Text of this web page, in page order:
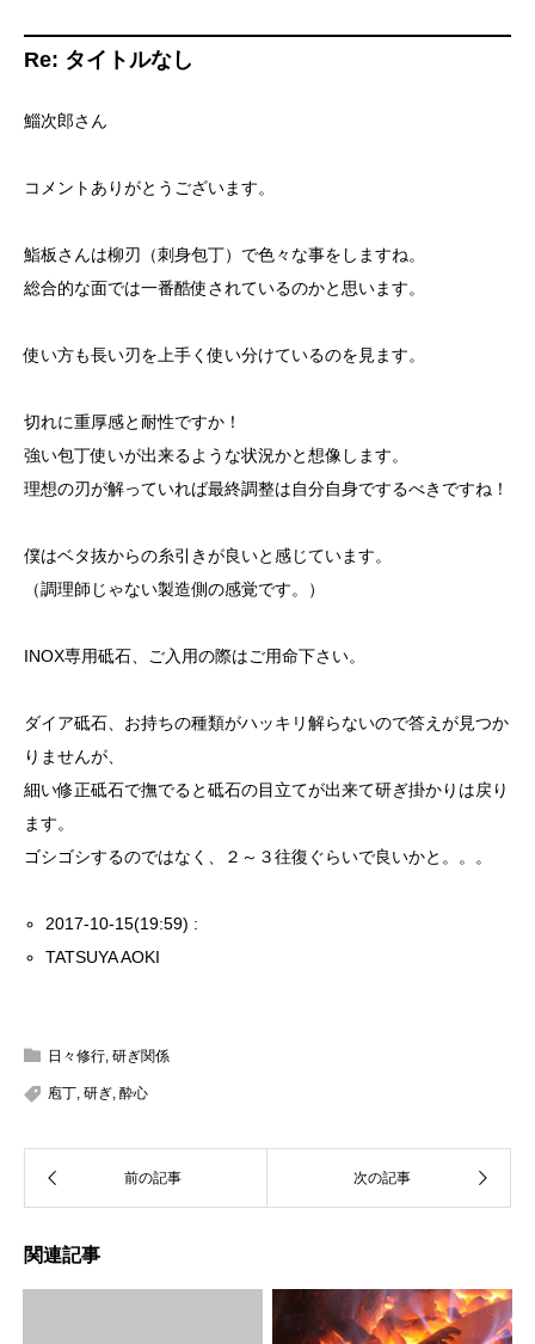
Re: タイトルなし
鯔次郎さん
コメントありがとうございます。
鮨板さんは柳刃（刺身包丁）で色々な事をしますね。
総合的な面では一番酷使されているのかと思います。
使い方も長い刃を上手く使い分けているのを見ます。
切れに重厚感と耐性ですか！
強い包丁使いが出来るような状況かと想像します。
理想の刃が解っていれば最終調整は自分自身でするべきですね！
僕はベタ抜からの糸引きが良いと感じています。
（調理師じゃない製造側の感覚です。）
INOX専用砥石、ご入用の際はご用命下さい。
ダイア砥石、お持ちの種類がハッキリ解らないので答えが見つか
りませんが、
細い修正砥石で撫でると砥石の目立てが出来て研ぎ掛かりは戻り
ます。
ゴシゴシするのではなく、２～３往復ぐらいで良いかと。。。
2017-10-15(19:59) :
TATSUYA AOKI
日々修行, 研ぎ関係
庖丁, 研ぎ, 酔心
関連記事